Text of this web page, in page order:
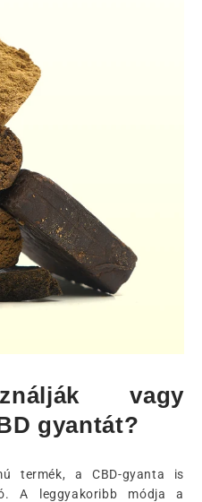
vagy
gyantát?
termék, a CBD-gyanta is
A leggyakoribb módja a